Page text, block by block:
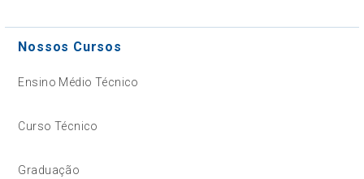
Nossos Cursos
Ensino Médio Técnico
Curso Técnico
Graduação